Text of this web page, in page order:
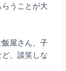
うことが大
屋さん、子
、談笑しな